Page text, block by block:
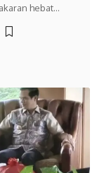
hebat…